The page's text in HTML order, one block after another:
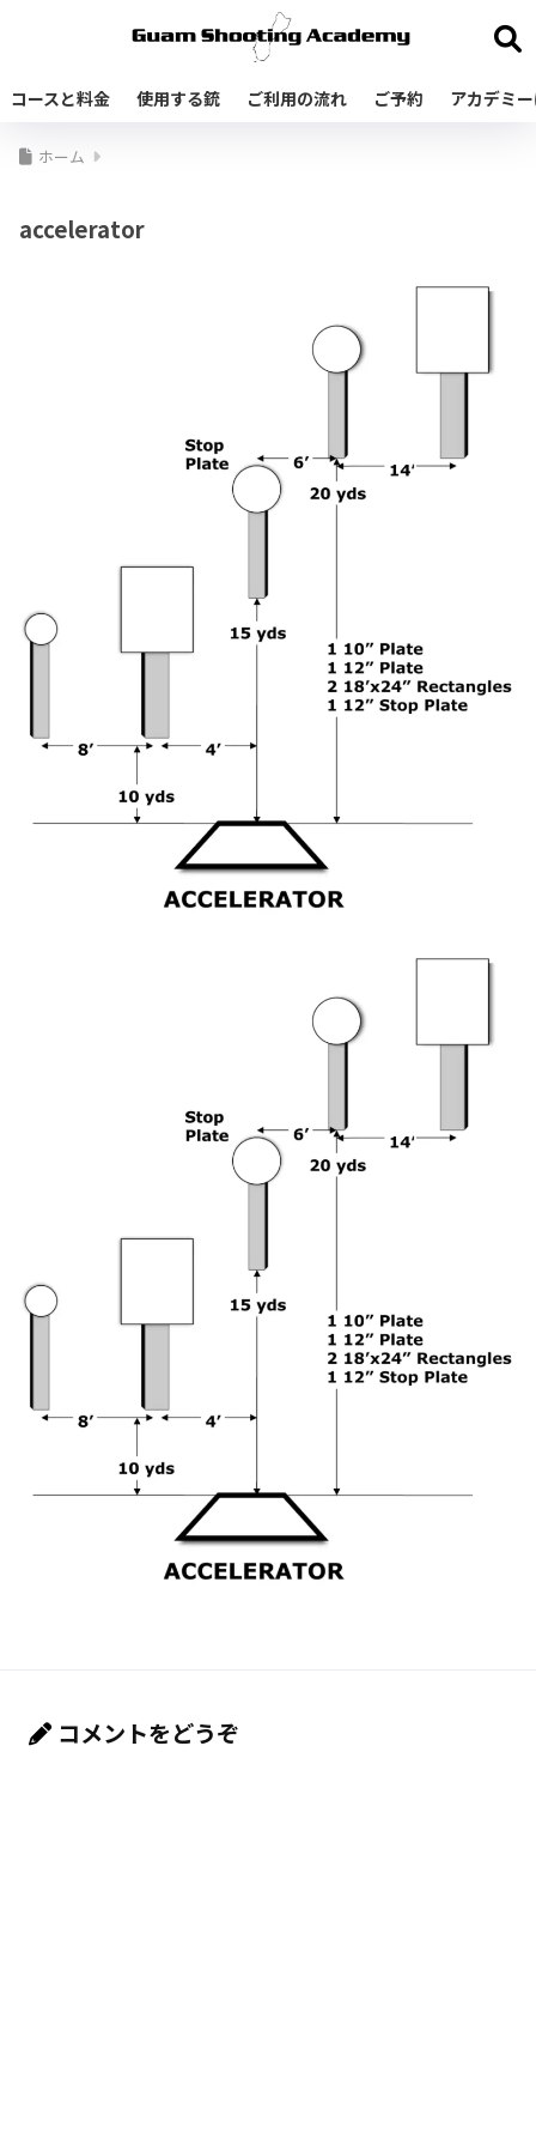
コースと料金 使用する銃 ご利用の流れ ご予約 アカデミ
ホーム
accelerator
コメントをどうぞ